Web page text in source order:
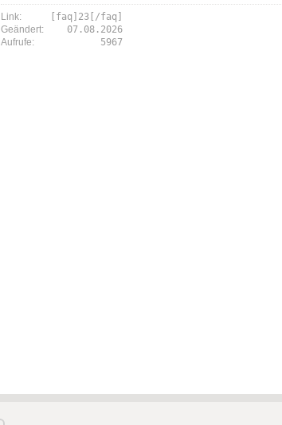
Link:
[faq]23[/faq]
Geändert:
07.08.2026
Aufrufe:
5967